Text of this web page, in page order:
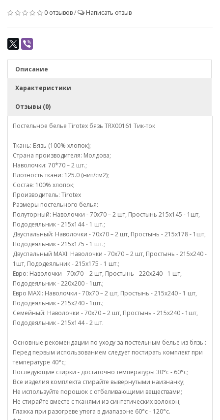
0 отзывов/ Написать отзыв
Описание
Характеристики
Отзывы (0)
Постельное белье Tirotex бязь TRX00161 Тик-ток
Ткань: Бязь (100% хлопок);
Страна производителя: Молдова;
Наволочки: 70*70 – 2 шт.;
Плотность ткани: 125.0 (нит/см2);
Состав: 100% хлопок;
Производитель: Tirotex
Размеры постельного белья:
Полуторный: Наволочки - 70х70 – 2 шт, Простынь 215х145 - 1шт,
Пододеяльник - 215х144 - 1 шт.;
Двуспальный: Наволочки - 70х70 – 2 шт, Простынь - 215х178 - 1шт,
Пододеяльник - 215х175 - 1 шт.;
Двуспальный MAXI: Наволочки - 70х70 – 2 шт, Простынь - 215х240 -
1шт, Пододеяльник - 215х175 - 1 шт.;
Евро: Наволочки - 70х70 – 2 шт, Простынь - 220х240 - 1 шт,
Пододеяльник - 220х200 - 1шт.;
Евро MAXI: Наволочки - 70х70 – 2 шт, Простынь - 215х240 - 1 шт,
Пододеяльник - 215х240 - 1шт.;
Семейный: Наволочки - 70х70 – 2 шт, Простынь - 215х240 - 1шт,
Пододеяльник - 215х144 - 2 шт.
Основные рекомендации по уходу за постельным белье из бязь :
Перед первым использованием следует постирать комплект при
температуре 40°c;
Последующие стирки - достаточно температуры 30°c - 60°c;
Все изделия комплекта стирайте вывернутыми наизнанку;
Не используйте порошок с отбеливающими веществами;
Не стирайте вместе с тканями из синтетических волокон;
Глажка при разогреве утюга в диапазоне 60°c - 120°c.